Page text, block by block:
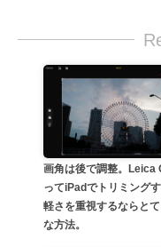
画角は後で調整。Leica
ってiPadでトリミング
軽さを重視するならと
な方法。